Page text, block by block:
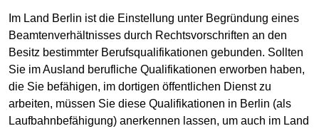
Im Land Berlin ist die Einstellung unter Begründung eines
Beamtenverhältnisses durch Rechtsvorschriften an den
Besitz bestimmter Berufsqualifikationen gebunden. Sollten
Sie im Ausland berufliche Qualifikationen erworben haben,
die Sie befähigen, im dortigen öffentlichen Dienst zu
arbeiten, müssen Sie diese Qualifikationen in Berlin (als
Laufbahnbefähigung) anerkennen lassen, um auch im Land